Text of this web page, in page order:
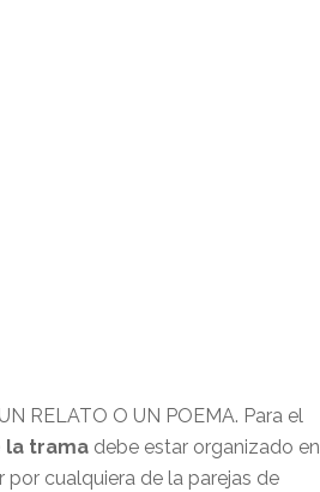
RELATO O UN POEMA. Para el
la trama debe estar organizado en
por cualquiera de la parejas de